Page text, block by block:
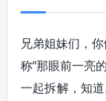
兄弟姐妹们，
称”那眼前一亮
一起拆解，知